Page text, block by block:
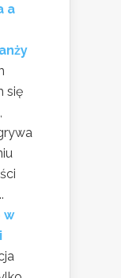
a
się
w